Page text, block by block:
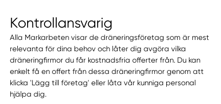
Kontrollansvarig
Alla Markarbeten visar de dräneringsföretag som är mest
relevanta för dina behov och låter dig avgöra vilka
dräneringfirmor du får kostnadsfria offerter från. Du kan
enkelt få en offert från dessa dräneringfirmor genom att
klicka 'Lägg till företag' eller låta vår kunniga personal
hjälpa dig.